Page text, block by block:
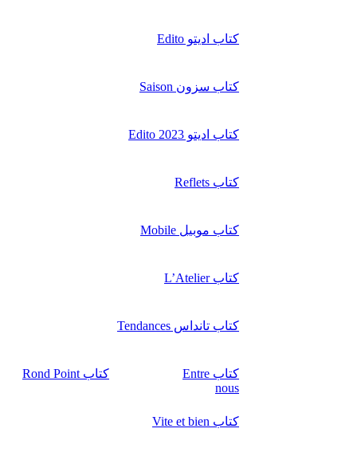
کتاب ادیتو Edito
کتاب سزون Saison
کتاب ادیتو Edito 2023
کتاب Reflets
کتاب موبیل Mobile
کتاب L’Atelier
کتاب تانداس Tendances
کتاب Entre
nous
کتاب Rond Point
کتاب Vite et bien